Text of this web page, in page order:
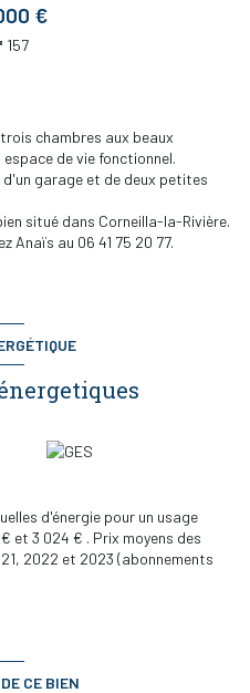
€
157
chambres aux beaux
espace de vie fonctionnel.
garage et de deux petites
situé dans Corneilla-la-Rivière.
Anaïs au 06 41 75 20 77.
d'énergie pour un usage
et 3 024 € . Prix moyens des
2022 et 2023 (abonnements
CE BIEN